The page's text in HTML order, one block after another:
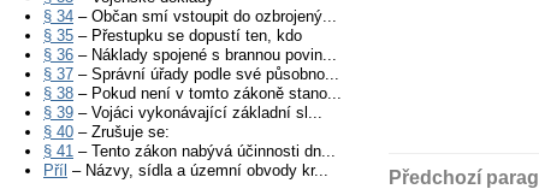
§ 34 – Občan smí vstoupit do ozbrojený...
§ 35 – Přestupku se dopustí ten, kdo
§ 36 – Náklady spojené s brannou povin...
§ 37 – Správní úřady podle své působno...
§ 38 – Pokud není v tomto zákoně stano...
§ 39 – Vojáci vykonávající základní sl...
§ 40 – Zrušuje se:
§ 41 – Tento zákon nabývá účinnosti dn...
Příl – Názvy, sídla a územní obvody kr... Předchozí